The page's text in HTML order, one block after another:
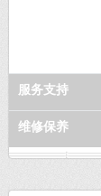
服务支持
维修保养